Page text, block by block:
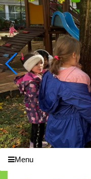
Menu